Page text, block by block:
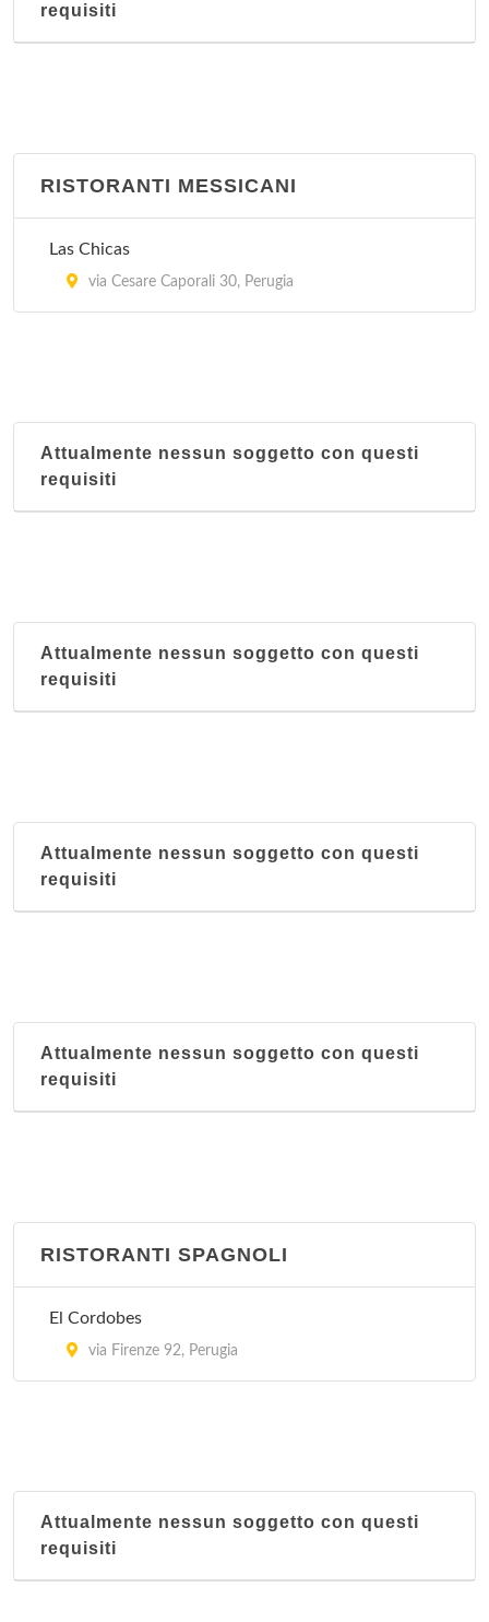
requisiti
RISTORANTI MESSICANI
Las Chicas
via Cesare Caporali 30, Perugia
Attualmente nessun soggetto con questi
requisiti
Attualmente nessun soggetto con questi
requisiti
Attualmente nessun soggetto con questi
requisiti
Attualmente nessun soggetto con questi
requisiti
RISTORANTI SPAGNOLI
El Cordobes
via Firenze 92, Perugia
Attualmente nessun soggetto con questi
requisiti